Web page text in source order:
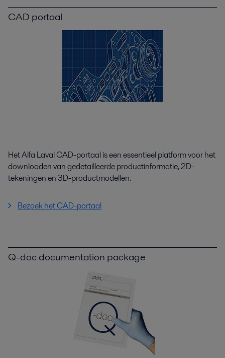
CAD portaal
Het Alfa Laval CAD-portaal is een essentieel platform voor het
downloaden van gedetailleerde productinformatie, 2D-
tekeningen en 3D-productmodellen.
Bezoek het CAD-portaal
Q-doc documentation package